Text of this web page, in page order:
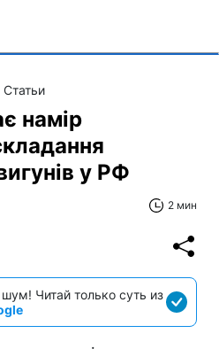
Статьи
намір
у РФ
2 мин
Читай только суть из